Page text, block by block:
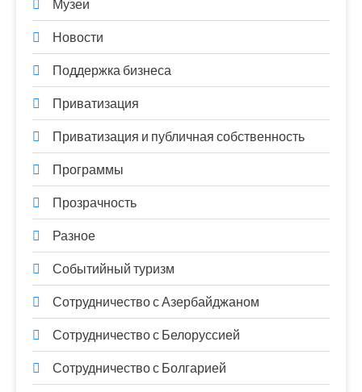
Музеи
Новости
Поддержка бизнеса
Приватизация
Приватизация и публичная собственность
Программы
Прозрачность
Разное
Событийный туризм
Сотрудничество с Азербайджаном
Сотрудничество с Белоруссией
Сотрудничество с Болгарией